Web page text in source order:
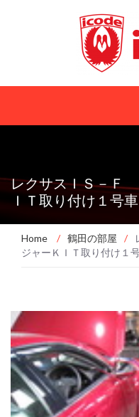
レクサスＩＳ－Ｆ
ＩＴ取り付け１号車
Home / 鶴田の部屋 /
ジャーＫＩＴ取り付け１